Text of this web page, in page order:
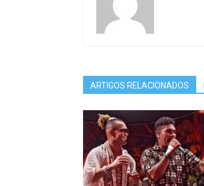
ARTIGOS RELACIONADOS